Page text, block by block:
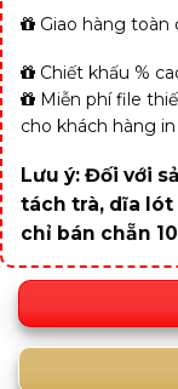
Giao hàng toàn
Chiết khấu %
Miễn phí file
cho khách hàng
Lưu ý: Đối với
tách trà, dĩa lót
chỉ bán chẵn